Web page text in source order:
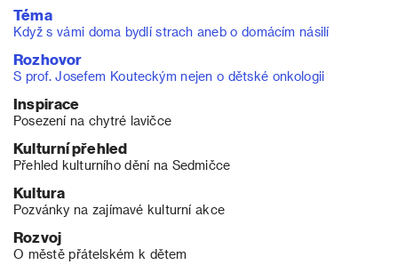
Téma
Když s vámi doma bydlí strach aneb o domácím násilí
Rozhovor
S prof. Josefem Kouteckým nejen o dětské onkologii
Inspirace
Posezení na chytré lavičce
Kulturní přehled
Přehled kulturního dění na Sedmičce
Kultura
Pozvánky na zajímavé kulturní akce
Rozvoj
O městě přátelském k dětem